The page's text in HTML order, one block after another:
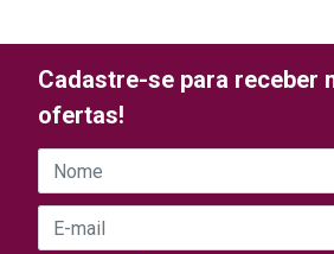
Cadastre-se para receber
ofertas!